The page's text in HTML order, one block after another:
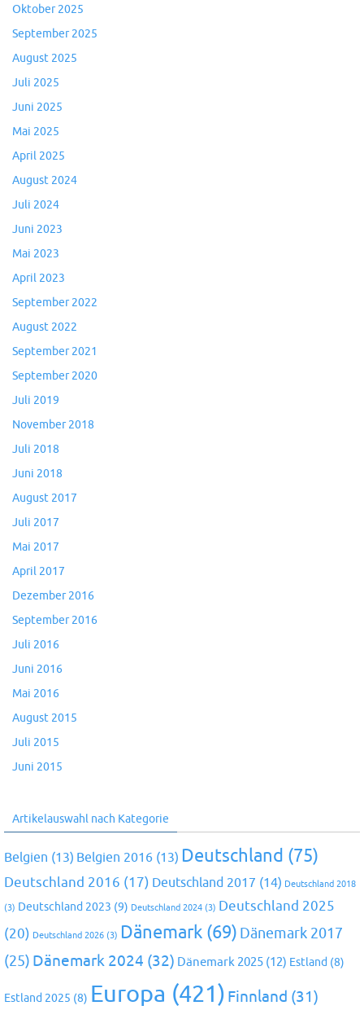
Oktober 2025
September 2025
August 2025
Juli 2025
Juni 2025
Mai 2025
April 2025
August 2024
Juli 2024
Juni 2023
Mai 2023
April 2023
September 2022
August 2022
September 2021
September 2020
Juli 2019
November 2018
Juli 2018
Juni 2018
August 2017
Juli 2017
Mai 2017
April 2017
Dezember 2016
September 2016
Juli 2016
Juni 2016
Mai 2016
August 2015
Juli 2015
Juni 2015
Artikelauswahl nach Kategorie
Belgien (13) Belgien 2016 (13) Deutschland (75)
Deutschland 2016 (17) Deutschland 2017 (14) Deutschland 2018
(3) Deutschland 2023 (9) Deutschland 2024 (3) Deutschland 2025
(20) Deutschland 2026 (3) Dänemark (69) Dänemark 2017
(25) Dänemark 2024 (32) Dänemark 2025 (12) Estland (8)
Estland 2025 (8) Europa (421) Finnland (31)